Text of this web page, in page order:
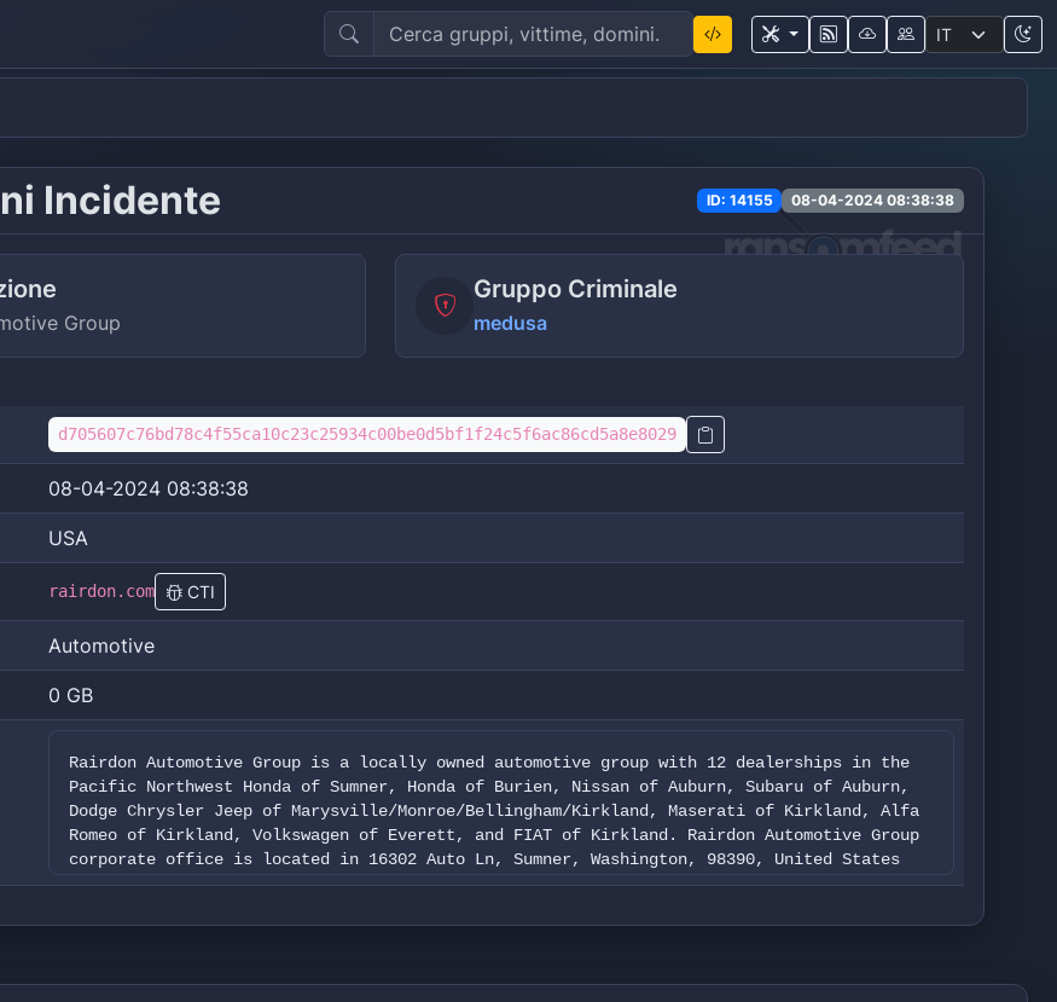
Incidente ID: 14155 08-04-2024 08:38:38
Group
Gruppo Criminale
medusa
d705607c76bd78c4f55ca10c23c25934c00be0d5bf1f24c5f6ac86cd5a8e8029
08-04-2024 08:38:38
USA
rairdon.com CTI
Automotive
0 GB
Rairdon Automotive Group is a locally owned automotive group with 12 dealerships in the
Pacific Northwest Honda of Sumner, Honda of Burien, Nissan of Auburn, Subaru of Auburn,
Dodge Chrysler Jeep of Marysville/Monroe/Bellingham/Kirkland, Maserati of Kirkland, Alfa
Romeo of Kirkland, Volkswagen of Everett, and FIAT of Kirkland. Rairdon Automotive Group
corporate office is located in 16302 Auto Ln, Sumner, Washington, 98390, United States
and has 152 employees. The total amount of data leakage is 98.5 GB